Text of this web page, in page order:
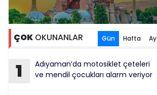
ÇOKOKUNANLAR Gün Hafta Ay
1
Adıyaman’da motosiklet çeteleri
ve mendil çocukları alarm veriyor